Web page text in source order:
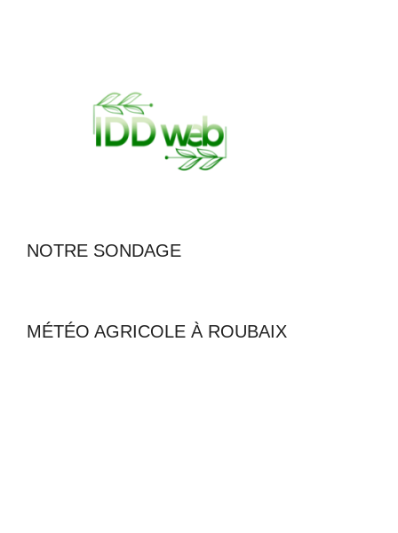
NOTRE SONDAGE
MÉTÉO AGRICOLE À ROUBAIX